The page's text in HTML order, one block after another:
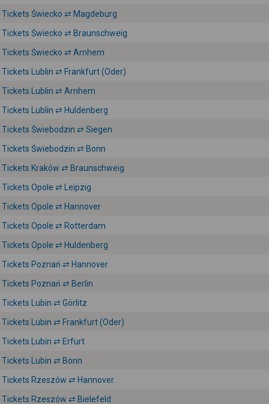
Tickets Świecko ⇄ Magdeburg
Tickets Świecko ⇄ Braunschweig
Tickets Świecko ⇄ Arnhem
Tickets Lublin ⇄ Frankfurt (Oder)
Tickets Lublin ⇄ Arnhem
Tickets Lublin ⇄ Huldenberg
Tickets Świebodzin ⇄ Siegen
Tickets Świebodzin ⇄ Bonn
Tickets Kraków ⇄ Braunschweig
Tickets Opole ⇄ Leipzig
Tickets Opole ⇄ Hannover
Tickets Opole ⇄ Rotterdam
Tickets Opole ⇄ Huldenberg
Tickets Poznań ⇄ Hannover
Tickets Poznań ⇄ Berlin
Tickets Lubin ⇄ Görlitz
Tickets Lubin ⇄ Frankfurt (Oder)
Tickets Lubin ⇄ Erfurt
Tickets Lubin ⇄ Bonn
Tickets Rzeszów ⇄ Hannover
Tickets Rzeszów ⇄ Bielefeld